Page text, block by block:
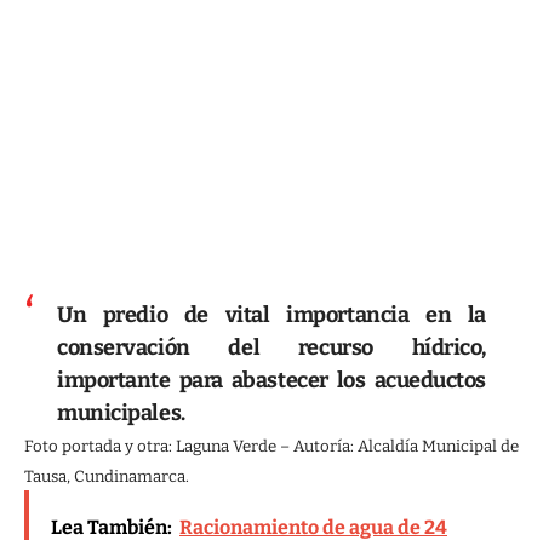
Un predio de vital importancia en la
conservación del recurso hídrico,
importante para abastecer los acueductos
municipales.
Foto portada y otra: Laguna Verde – Autoría: Alcaldía Municipal de
Tausa, Cundinamarca.
Lea También: Racionamiento de agua de 24